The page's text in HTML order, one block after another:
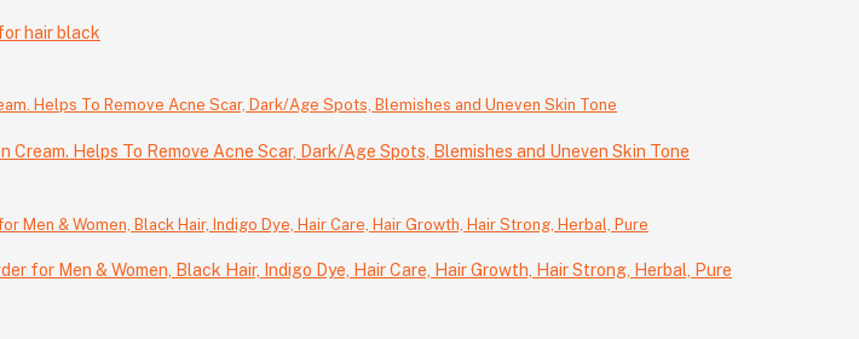
hair black
Helps To Remove Acne Scar, Dark/Age Spots, Blemishes and Uneven Skin Tone
for Men & Women, Black Hair, Indigo Dye, Hair Care, Hair Growth, Hair Strong, Herbal, Pure